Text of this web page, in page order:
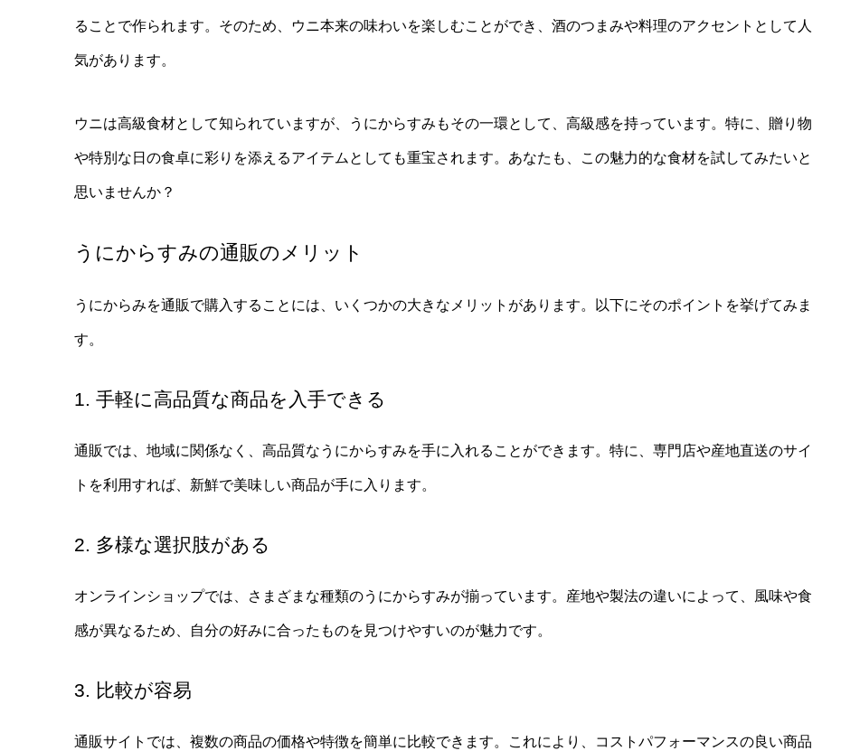
ることで作られます。そのため、ウニ本来の味わいを楽しむことができ、酒のつまみや料理のアクセントとして人
気があります。
ウニは高級食材として知られていますが、うにからすみもその一環として、高級感を持っています。特に、贈り物
や特別な日の食卓に彩りを添えるアイテムとしても重宝されます。あなたも、この魅力的な食材を試してみたいと
思いませんか？
うにからすみの通販のメリット
うにからみを通販で購入することには、いくつかの大きなメリットがあります。以下にそのポイントを挙げてみま
す。
1. 手軽に高品質な商品を入手できる
通販では、地域に関係なく、高品質なうにからすみを手に入れることができます。特に、専門店や産地直送のサイ
トを利用すれば、新鮮で美味しい商品が手に入ります。
2. 多様な選択肢がある
オンラインショップでは、さまざまな種類のうにからすみが揃っています。産地や製法の違いによって、風味や食
感が異なるため、自分の好みに合ったものを見つけやすいのが魅力です。
3. 比較が容易
通販サイトでは、複数の商品の価格や特徴を簡単に比較できます。これにより、コストパフォーマンスの良い商品